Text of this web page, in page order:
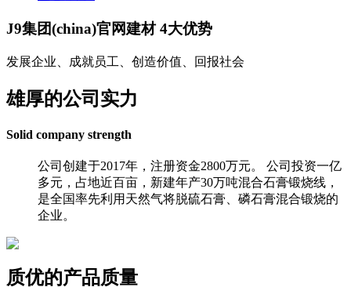
J9集团(china)官网建材4大优势
发展企业、成就员工、创造价值、回报社会
雄厚的公司实力
Solid company strength
公司创建于2017年，注册资金2800万元。 公司投资一亿
多元，占地近百亩，新建年产30万吨混合石膏锻烧线，
是全国率先利用天然气将脱硫石膏、磷石膏混合锻烧的
企业。
质优的产品质量